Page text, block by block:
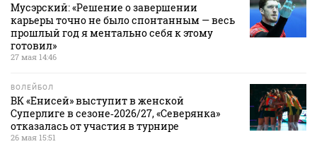
Мусэрский: «Решение о завершении
карьеры точно не было спонтанным — весь
прошлый год я ментально себя к этому
готовил»
27 мая 14:46
ВОЛЕЙБОЛ
ВК «Енисей» выступит в женской
Суперлиге в сезоне‑2026/27, «Северянка»
отказалась от участия в турнире
26 мая 15:51